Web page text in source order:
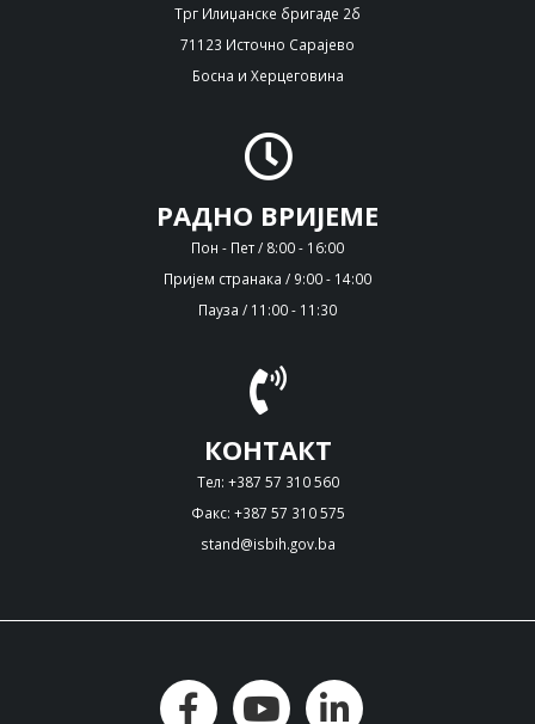
Трг Илиџанске бригаде 2б
71123 Источно Сарајево
Босна и Херцеговина
РАДНО ВРИЈЕМЕ
Пон - Пет / 8:00 - 16:00
Пријем странака / 9:00 - 14:00
Пауза / 11:00 - 11:30
КОНТАКТ
Тел: +387 57 310 560
Факс: +387 57 310 575
stand@isbih.gov.ba